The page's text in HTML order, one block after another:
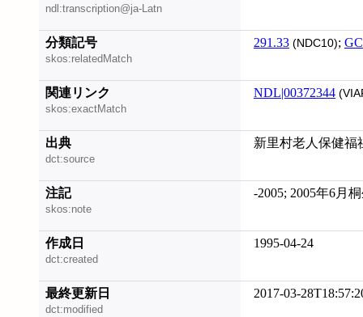
ndl:transcription@ja-Latn
分類記号
skos:relatedMatch
291.33 (NDC10);
関連リンク
skos:exactMatch
NDL|00372344
出典
dct:source
新里村老人保健福
注記
skos:note
-2005; 2005年6月
作成日
dct:created
1995-04-24
最終更新日
dct:modified
2017-03-